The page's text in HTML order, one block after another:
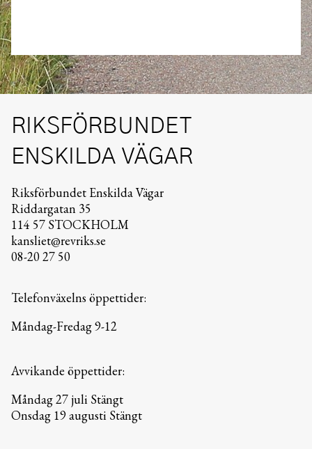
RIKSFÖRBUNDET
ENSKILDA VÄGAR
Riksförbundet Enskilda Vägar
Riddargatan 35
114 57 STOCKHOLM
kansliet@revriks.se
08-20 27 50
Telefonväxelns öppettider:
Måndag-Fredag 9-12
Avvikande öppettider:
Måndag 27 juli Stängt
Onsdag 19 augusti Stängt